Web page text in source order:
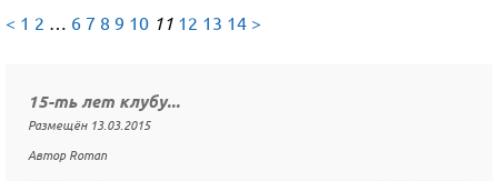
< 1 2 … 6 7 8 9 10 11 12 13 14 >
15-ть лет клубу...
Размещён 13.03.2015
Автор Roman